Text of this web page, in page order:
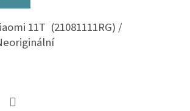
11T (21081111RG) /